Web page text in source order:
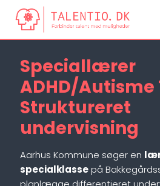
Speciallærer
ADHD/Autisme
Struktureret
undervisning
Aarhus Kommune søger en
specialklassepå